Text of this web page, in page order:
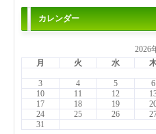
カレンダー
2026
月
火 水
3
4 5 6
10
11 12
17
18 19
24
25 26
31